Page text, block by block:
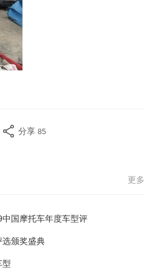
分享 85
更多
国摩托车年度车型评
选颁奖盛典
型